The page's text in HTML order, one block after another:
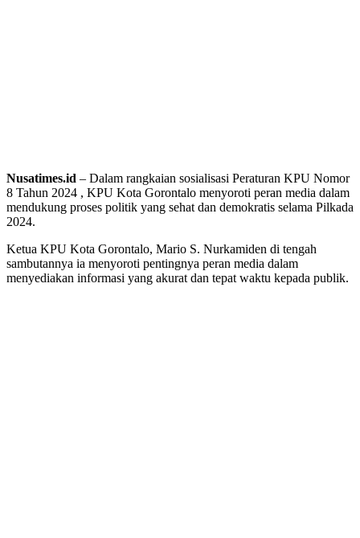
Nusatimes.id – Dalam rangkaian sosialisasi Peraturan KPU Nomor
8 Tahun 2024 , KPU Kota Gorontalo menyoroti peran media dalam
mendukung proses politik yang sehat dan demokratis selama Pilkada
2024.
Ketua KPU Kota Gorontalo, Mario S. Nurkamiden di tengah
sambutannya ia menyoroti pentingnya peran media dalam
menyediakan informasi yang akurat dan tepat waktu kepada publik.